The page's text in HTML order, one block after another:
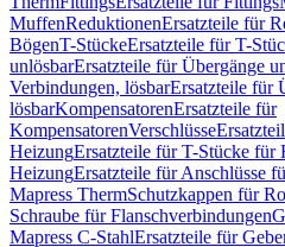
MuffenReduktionenErsatzteile für
BögenT-StückeErsatzteile für T-
unlösbarErsatzteile für Übergänge
Verbindungen, lösbarErsatzteile für
lösbarKompensatorenErsatzteile für
KompensatorenVerschlüsse
HeizungErsatzteile für T-Stücke für
HeizungErsatzteile für Anschlüsse
Mapress ThermSchutzkappen für
Schraube für Flanschverbindungen
Mapress C-StahlErsatzteile für